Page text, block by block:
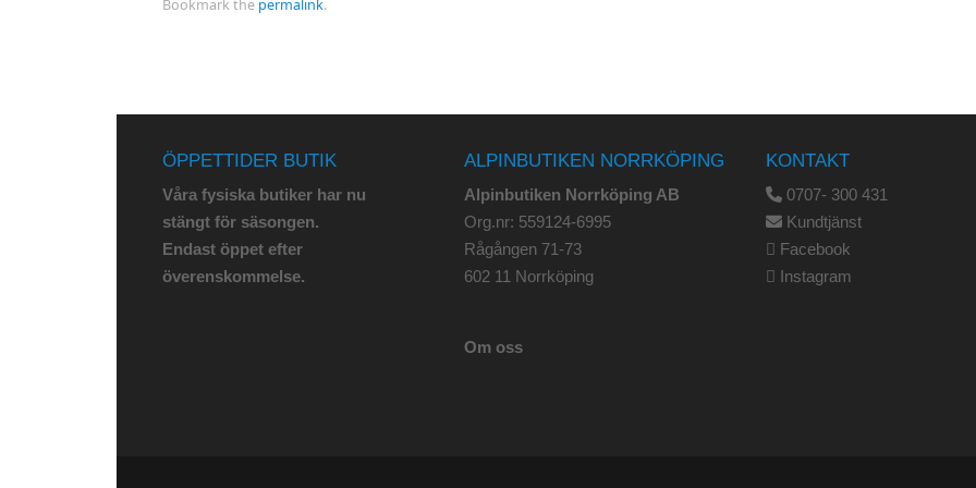
Bookmark the permalink.
ÖPPETTIDER BUTIK
Våra fysiska butiker har nu
stängt för säsongen.
Endast öppet efter
överenskommelse.
ALPINBUTIKEN NORRKÖPING
Alpinbutiken Norrköping AB
Org.nr: 559124-6995
Rågången 71-73
602 11 Norrköping
Om oss
KONTAKT
0707- 300 431
Kundtjänst
Facebook
Instagram